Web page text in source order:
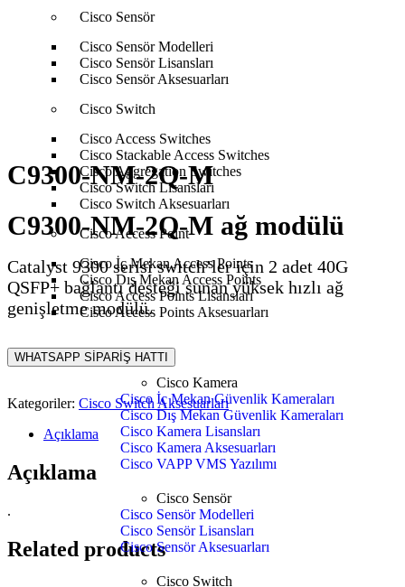
Cisco Sensör
Cisco Sensör Modelleri
Cisco Sensör Lisansları
Cisco Sensör Aksesuarları
Cisco Switch
Cisco Access Switches
Cisco Stackable Access Switches
Cisco Aggregation Switches
Cisco Switch Lisansları
Cisco Switch Aksesuarları
Cisco Access Point
Cisco İç Mekan Access Points
Cisco Dış Mekan Access Points
Cisco Access Points Lisansları
Cisco Access Points Aksesuarları
Cisco Kamera
Cisco İç Mekan Güvenlik Kameraları
Cisco Dış Mekan Güvenlik Kameraları
Cisco Kamera Lisansları
Cisco Kamera Aksesuarları
Cisco VAPP VMS Yazılımı
Cisco Sensör
Cisco Sensör Modelleri
Cisco Sensör Lisansları
Cisco Sensör Aksesuarları
Cisco Switch
Anasayfa Cisco Cisco Switch
Aksesuarları
C9300-NM-2Q-M
C9300-NM-2Q-M
C9300-NM-2Q-M ağ modülü
Catalyst 9300 serisi switch’ler için 2 adet 40G
QSFP+ bağlantı desteği sunan yüksek hızlı ağ
genişletme modülü.
WHATSAPP SİPARİŞ HATTI
Kategoriler: Cisco Switch Aksesuarları
Açıklama
Açıklama
.
Related products